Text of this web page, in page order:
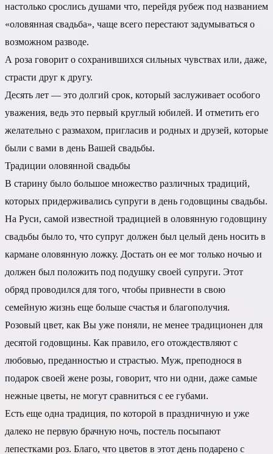
настолько срослись душами что, перейдя рубеж под названием
«оловянная свадьба», чаще всего перестают задумываться о
возможном разводе.
А роза говорит о сохранившихся сильных чувствах или, даже,
страсти друг к другу.
Десять лет — это долгий срок, который заслуживает особого
уважения, ведь это первый круглый юбилей. И отметить его
желательно с размахом, пригласив и родных и друзей, которые
были с вами в день Вашей свадьбы.
Традиции оловянной свадьбы
В старину было большое множество различных традиций,
которых придерживались супруги в день годовщины свадьбы.
На Руси, самой известной традицией в оловянную годовщину
свадьбы было то, что супруг должен был целый день носить в
кармане оловянную ложку. Достать он ее мог только ночью и
должен был положить под подушку своей супруги. Этот
обряд проводился для того, чтобы привнести в свою
семейную жизнь еще больше счастья и благополучия.
Розовый цвет, как Вы уже поняли, не менее традиционен для
десятой годовщины. Как правило, его отождествляют с
любовью, преданностью и страстью. Муж, преподнося в
подарок своей жене розы, говорит, что ни одни, даже самые
нежные цветы, не могут сравниться с ее губами.
Есть еще одна традиция, по которой в праздничную и уже
далеко не первую брачную ночь, постель посыпают
лепестками роз. Благо, что цветов в этот день подарено с